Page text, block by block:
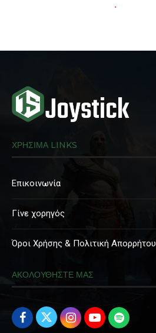
ΧΡΗΣΙΜΑ LINKS
Επικοινωνία
Γίνε χορηγός
Όροι Χρήσης & Πολιτική Απορρήτου
ΑΚΟΛΟΥΘΗΣΤΕ ΜΑΣ